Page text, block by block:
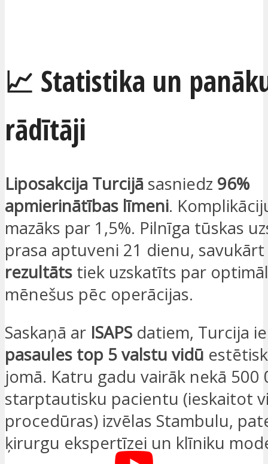
📈 Statistika un
rādītāji
Liposakcija Turcijā sasniedz 96%
apmierinātības līmeni.
mazāks par 1,5%. Pilnīga tūskas
prasa aptuveni 21 dienu, savukārt
rezultāts tiek uzskatīts par
mēnešus pēc operācijas.
Saskaņā ar ISAPS datiem, Turcija
pasaules top 5 valstu vidū
jomā. Katru gadu vairāk nekā 500
starptautisku pacientu (ieskaitot
procedūras) izvēlas Stambulu,
ķirurgu ekspertīzei un klīniku